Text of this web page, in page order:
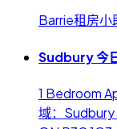
Barrie租房小
Sudbury 今
1 Bedroom
域：